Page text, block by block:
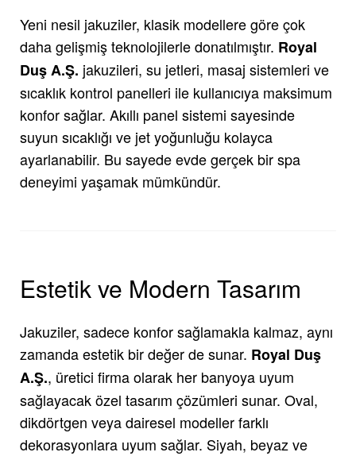
Yeni nesil jakuziler, klasik modellere göre çok
daha gelişmiş teknolojilerle donatılmıştır. Royal
Duş A.Ş. jakuzileri, su jetleri, masaj sistemleri ve
sıcaklık kontrol panelleri ile kullanıcıya maksimum
konfor sağlar. Akıllı panel sistemi sayesinde
suyun sıcaklığı ve jet yoğunluğu kolayca
ayarlanabilir. Bu sayede evde gerçek bir spa
deneyimi yaşamak mümkündür.
Estetik ve Modern Tasarım
Jakuziler, sadece konfor sağlamakla kalmaz, aynı
zamanda estetik bir değer de sunar. Royal Duş
A.Ş., üretici firma olarak her banyoya uyum
sağlayacak özel tasarım çözümleri sunar. Oval,
dikdörtgen veya dairesel modeller farklı
dekorasyonlara uyum sağlar. Siyah, beyaz ve